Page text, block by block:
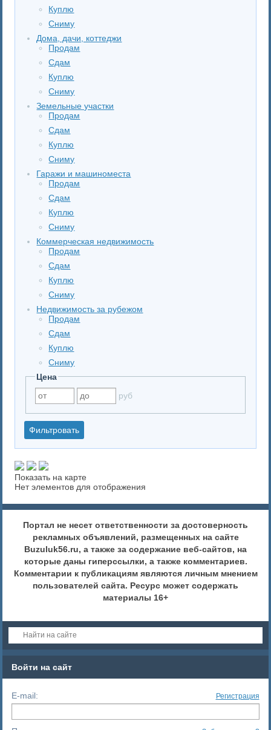
Куплю
Сниму
Дома, дачи, коттеджи
Продам
Сдам
Куплю
Сниму
Земельные участки
Продам
Сдам
Куплю
Сниму
Гаражи и машиноместа
Продам
Сдам
Куплю
Сниму
Коммерческая недвижимость
Продам
Сдам
Куплю
Сниму
Недвижимость за рубежом
Продам
Сдам
Куплю
Сниму
Цена
руб
Показать на карте
Нет элементов для отображения
Портал не несет ответственности за достоверность
рекламных объявлений, размещенных на сайте
Buzuluk56.ru, а также за содержание веб-сайтов, на
которые даны гиперссылки, а также комментариев.
Комментарии к публикациям являются личным мнением
пользователей сайта. Ресурс может содержать
материалы 16+
Войти на сайт
E-mail: Регистрация